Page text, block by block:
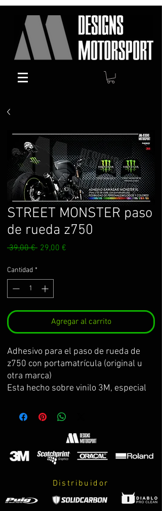
STREET MONSTER paso
de rueda z750
39,00 € Precio
29,00 €
Cantidad *
Agregar al carrito
Adhesivo para el paso de rueda de
z750 con portamatrícula (original u
otra marca)
Esta hecho sobre vinilo 3M, especial
incluye: adhesivo paso de rueda,
adhesivo de prueba para practicar y
centrar la colocación antes de poner
el definitivo, e instrucciones de
montaje.
Distribuidor